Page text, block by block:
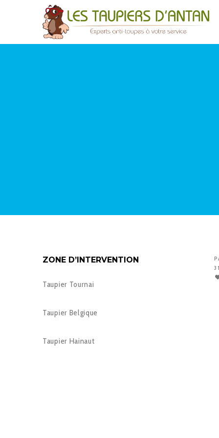
ZONE D’INTERVENTION
Taupier Tournai
Taupier Belgique
Taupier Hainaut